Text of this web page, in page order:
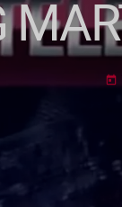
today